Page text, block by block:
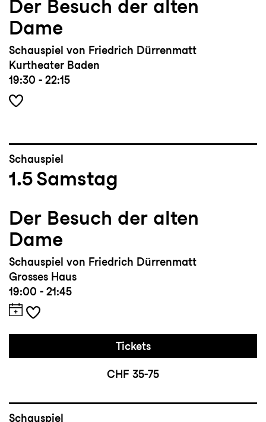
Der Besuch der alten
Dame
Schauspiel von Friedrich Dürrenmatt
Kurtheater Baden
19:30 - 22:15
Schauspiel
1.5Samstag
Der Besuch der alten
Dame
Schauspiel von Friedrich Dürrenmatt
Grosses Haus
19:00 - 21:45
Tickets
CHF 35-75
Schauspiel